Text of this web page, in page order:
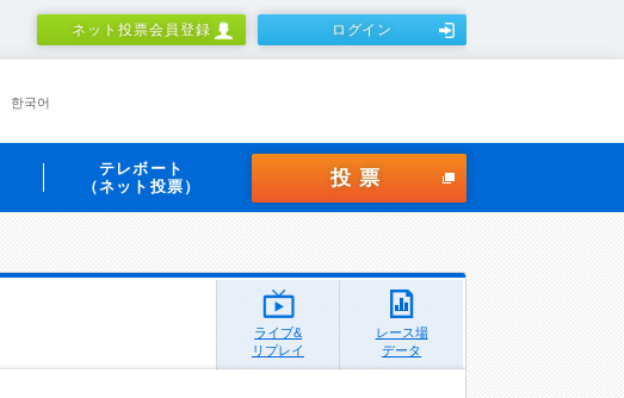
ネット投票会員登録 ログイン
한국어
テレボート
（ネット投票）
投票
ライブ&
リプレイ
レース場
データ